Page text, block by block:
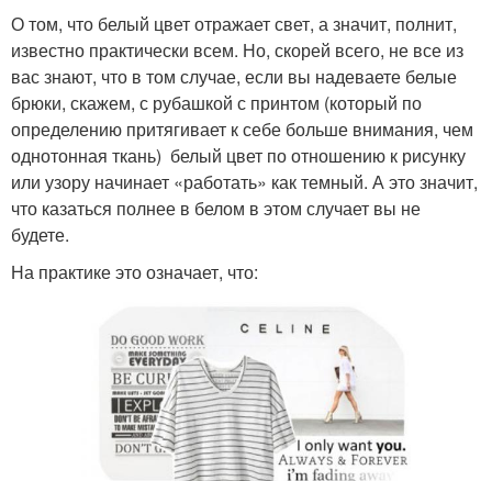
О том, что белый цвет отражает свет, а значит, полнит,
известно практически всем. Но, скорей всего, не все из
вас знают, что в том случае, если вы надеваете белые
брюки, скажем, с рубашкой с принтом (который по
определению притягивает к себе больше внимания, чем
однотонная ткань) белый цвет по отношению к рисунку
или узору начинает «работать» как темный. А это значит,
что казаться полнее в белом в этом случает вы не
будете.
На практике это означает, что: